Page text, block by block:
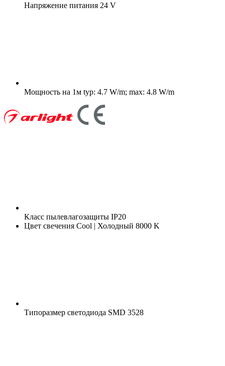
Напряжение питания 24 V
Мощность на 1м typ: 4.7 W/m; max: 4.8 W/m
Класс пылевлагозащиты IP20
Цвет свечения Cool | Холодный 8000 K
Типоразмер светодиода SMD 3528